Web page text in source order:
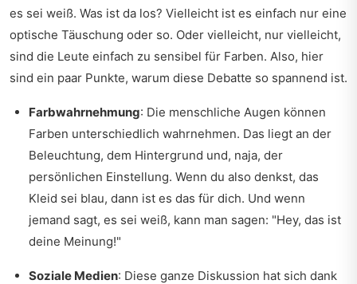
es sei weiß. Was ist da los? Vielleicht ist es einfach nur eine
optische Täuschung oder so. Oder vielleicht, nur vielleicht,
sind die Leute einfach zu sensibel für Farben. Also, hier
sind ein paar Punkte, warum diese Debatte so spannend ist.
Farbwahrnehmung: Die menschliche Augen können
Farben unterschiedlich wahrnehmen. Das liegt an der
Beleuchtung, dem Hintergrund und, naja, der
persönlichen Einstellung. Wenn du also denkst, das
Kleid sei blau, dann ist es das für dich. Und wenn
jemand sagt, es sei weiß, kann man sagen: "Hey, das ist
deine Meinung!"
Soziale Medien: Diese ganze Diskussion hat sich dank